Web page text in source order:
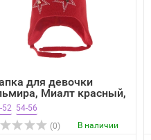
для девочки
Миалт красный,
52 54-56
(0)
В наличии